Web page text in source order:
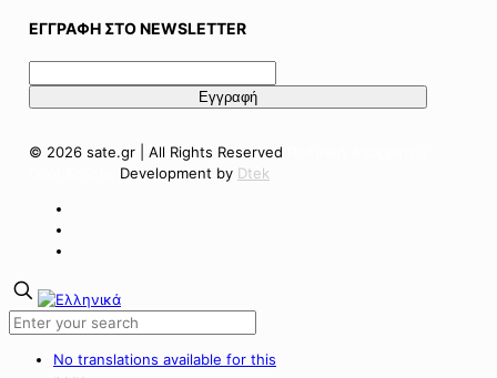
ΕΓΓΡΑΦΗ ΣΤΟ NEWSLETTER
© 2026 sate.gr | All Rights Reserved
Development by Dtek
No translations available for this